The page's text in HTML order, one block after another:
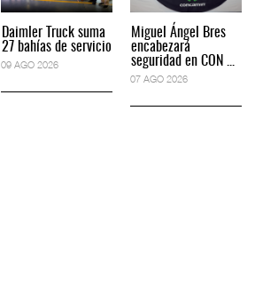
Daimler Truck suma
27 bahías de servicio
09 AGO 2026
Miguel Ángel Bres
encabezará
seguridad en CON ...
07 AGO 2026